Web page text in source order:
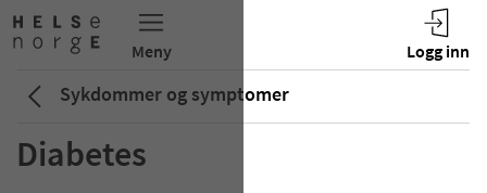
Sykdommer og symptomer
Diabetes